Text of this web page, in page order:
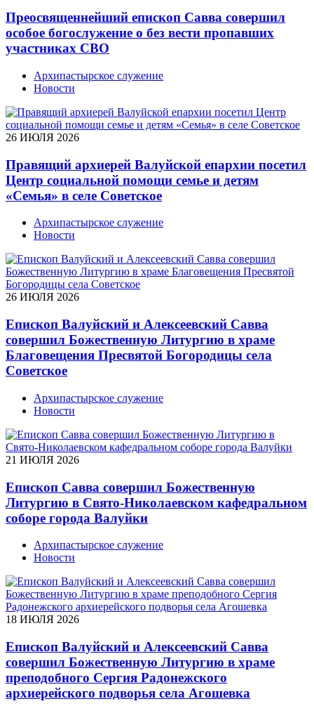
Преосвященнейший епископ Савва совершил
особое богослужение о без вести пропавших
участниках СВО
Архипастырское служение
Новости
26 ИЮЛЯ 2026
Правящий архиерей Валуйской епархии посетил
Центр социальной помощи семье и детям
«Семья» в селе Советское
Архипастырское служение
Новости
26 ИЮЛЯ 2026
Епископ Валуйский и Алексеевский Савва
совершил Божественную Литургию в храме
Благовещения Пресвятой Богородицы села
Советское
Архипастырское служение
Новости
21 ИЮЛЯ 2026
Епископ Савва совершил Божественную
Литургию в Свято-Николаевском кафедральном
соборе города Валуйки
Архипастырское служение
Новости
18 ИЮЛЯ 2026
Епископ Валуйский и Алексеевский Савва
совершил Божественную Литургию в храме
преподобного Сергия Радонежского
архиерейского подворья села Агошевка